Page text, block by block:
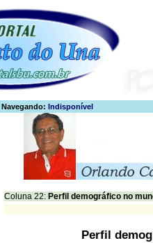
Navegando: Indisponível
Coluna 22: Perfil demográfico no
Perfil